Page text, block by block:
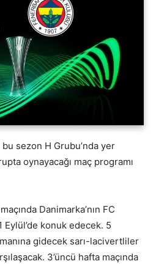
sezon H Grubu’nda yer
oynayacağı maç programı
Danimarka’nın FC
Eylül’de konuk edecek. 5
gidecek sarı-lacivertliler
3’üncü hafta maçında